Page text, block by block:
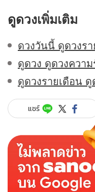
ดูดวงเพิ่มเติม
ดวงวันนี้ ดูดวงร
ดูดวง ดูดวงควา
ดูดวงรายเดือน
แชร์